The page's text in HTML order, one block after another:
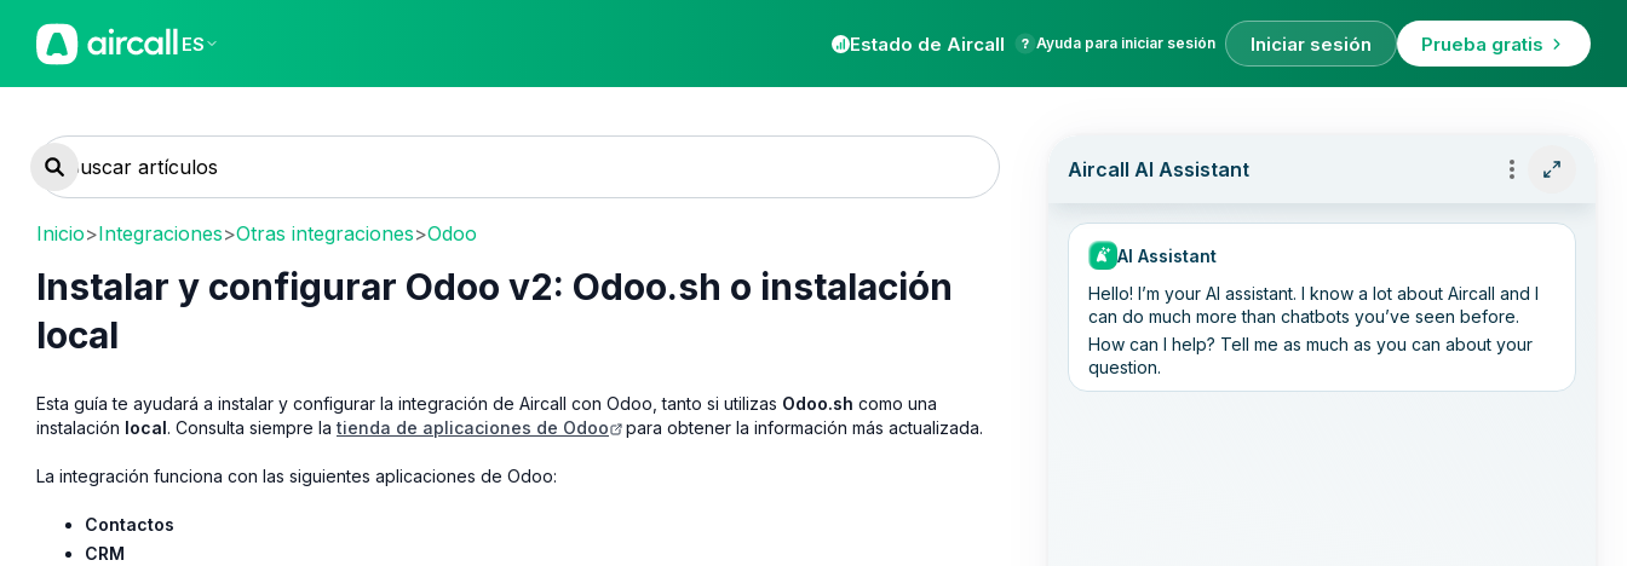
ES Estado de Aircall Ayuda para iniciar sesión Iniciar sesión Prueba gratis
Inicio>Integraciones>Otras integraciones>Odoo
Instalar y configurar Odoo v2: Odoo.sh o instalación
local
Esta guía te ayudará a instalar y configurar la integración de Aircall con Odoo, tanto si utilizas Odoo.sh como una
instalación local. Consulta siempre la tienda de aplicaciones de Odoo para obtener la información más actualizada.
La integración funciona con las siguientes aplicaciones de Odoo:
Contactos
CRM